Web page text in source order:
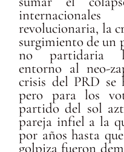
revolucionaria, la
surgimiento de un
no partidaria
entorno al neo-
crisis del PRD se
pero para los
partido del sol
pareja infiel a la
por años hasta
golpiza fueron